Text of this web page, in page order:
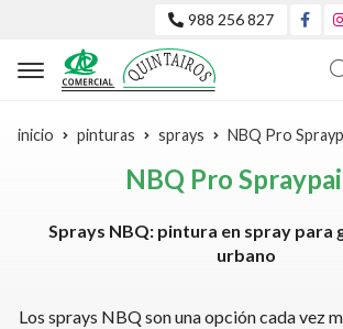
988 256 827
inicio pinturas sprays NBQ Pro
NBQ Pro
Sprays NBQ: pintura en spray
urbano
Los sprays NBQ son una opción cada vez